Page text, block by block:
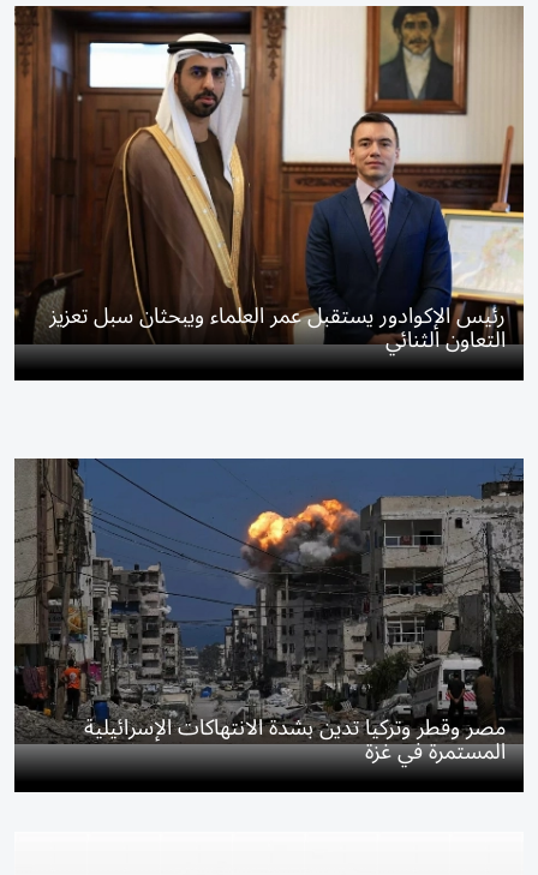
رئيس الإكوادور يستقبل عمر العلماء ويبحثان سبل تعزيز
التعاون الثنائي
مصر وقطر وتركيا تدين بشدة الانتهاكات الإسرائيلية
المستمرة في غزة